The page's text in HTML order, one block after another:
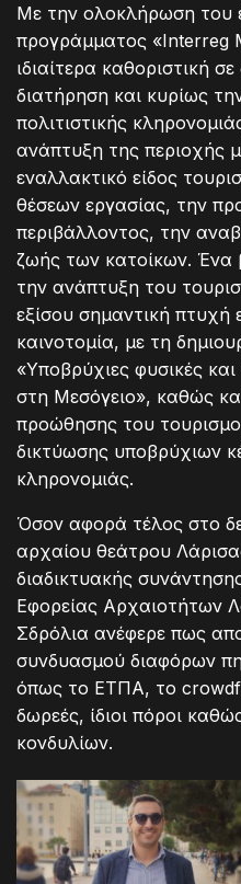
Με την ολοκλήρωση του
προγράμματος «Interreg
ιδιαίτερα καθοριστική
διατήρηση και κυρίως
πολιτιστικής
ανάπτυξη της περιοχής
εναλλακτικό είδος
θέσεων εργασίας, την
περιβάλλοντος, την
ζωής των κατοίκων. Ένα
την ανάπτυξη του
εξίσου σημαντική πτυχή
καινοτομία, με τη
«Υποβρύχιες φυσικές και
στη Μεσόγειο», καθώς
προώθησης του
δικτύωσης υποβρύχιων
κληρονομιάς.
Όσον αφορά τέλος στο
αρχαίου θεάτρου
διαδικτυακής
Εφορείας Αρχαιοτήτων
Σδρόλια ανέφερε πως
συνδυασμού διαφόρων
όπως το ΕΤΠΑ, το
δωρεές, ίδιοι πόροι
κονδυλίων.